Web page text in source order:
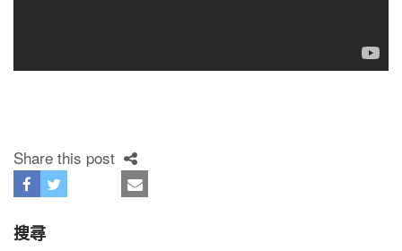
Share this post
搜尋